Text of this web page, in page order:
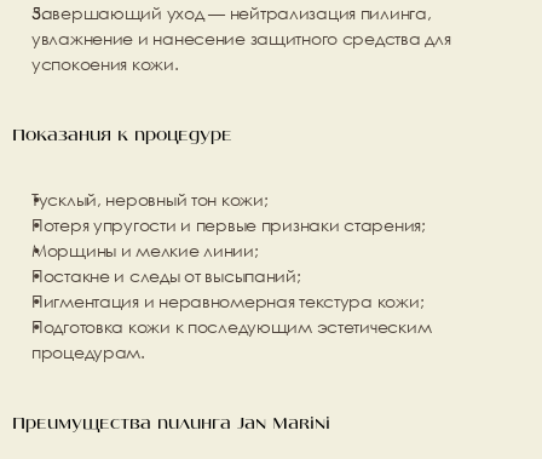
Завершающий уход — нейтрализация пилинга,
увлажнение и нанесение защитного средства для
успокоения кожи.
Показания к процедуре
Тусклый, неровный тон кожи;
Потеря упругости и первые признаки старения;
Морщины и мелкие линии;
Постакне и следы от высыпаний;
Пигментация и неравномерная текстура кожи;
Подготовка кожи к последующим эстетическим
процедурам.
Преимущества пилинга Jan Marini